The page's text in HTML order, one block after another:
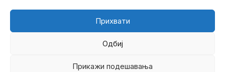
Прихвати
Одбиј
Прикажи подешавања
2026- Sva prava zadržana.
Predsednik HILL
aminovao! Gej
Parada u Beogradu
biće održana 9.
SEPTEMBRA
godine održaće se pod